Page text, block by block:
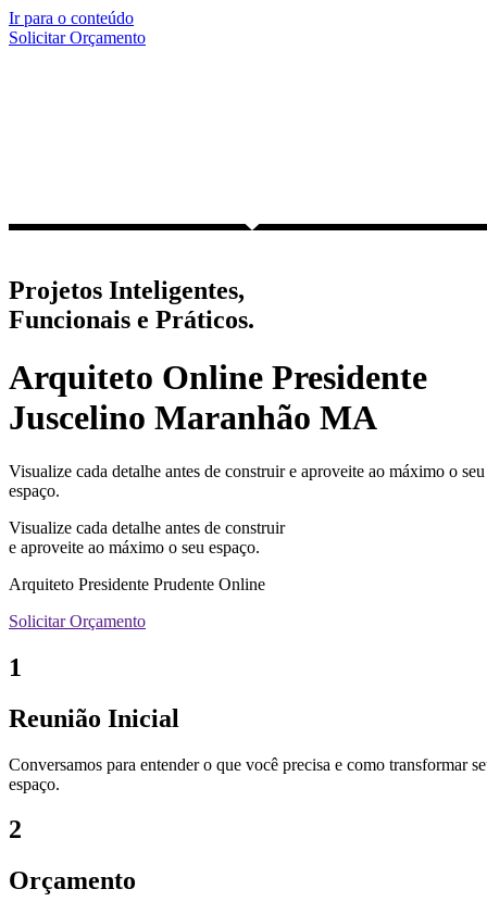
Ir para o conteúdo
Solicitar Orçamento
Projetos Inteligentes,
Funcionais e Práticos.
Arquiteto Online Presidente
Juscelino Maranhão MA
Visualize cada detalhe antes de construir e aproveite ao máximo o seu
espaço.
Visualize cada detalhe antes de construir
e aproveite ao máximo o seu espaço.
Arquiteto Presidente Prudente Online
Solicitar Orçamento
1
Reunião Inicial
Conversamos para entender o que você precisa e como transformar
espaço.
2
Orçamento